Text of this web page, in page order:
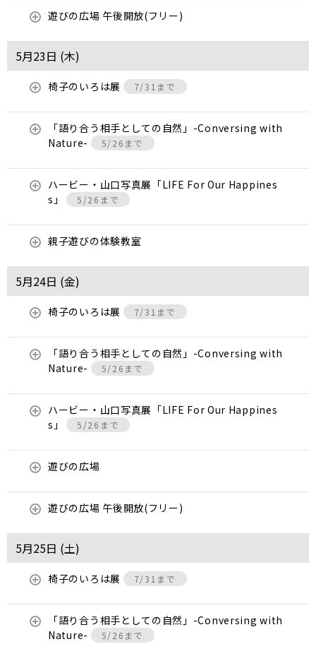
遊びの広場 午後開放(フリー)
5月23日 (木)
椅子のいろは展 7/31まで
「語り合う相手としての自然」-Conversing with
Nature-
5/26まで
ハービー・山口写真展「LIFE For Our Happines
s」
5/26まで
親子遊びの体験教室
5月24日 (金)
椅子のいろは展 7/31まで
「語り合う相手としての自然」-Conversing with
Nature-
5/26まで
ハービー・山口写真展「LIFE For Our Happines
s」
5/26まで
遊びの広場
遊びの広場 午後開放(フリー)
5月25日 (土)
椅子のいろは展 7/31まで
「語り合う相手としての自然」-Conversing with
Nature-
5/26まで